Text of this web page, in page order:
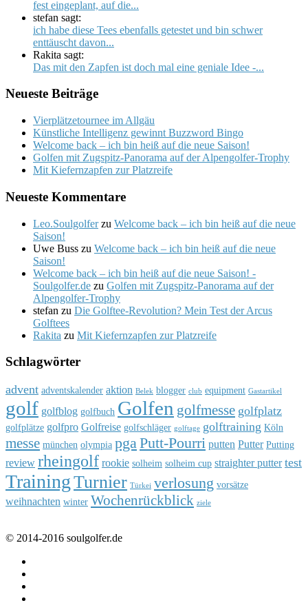
fest eingeplant, auf die...
stefan sagt:
ich habe diese Tees ebenfalls getestet und bin schwer
enttäuscht davon...
Rakita sagt:
Das mit den Zapfen ist doch mal eine geniale Idee -...
Neueste Beiträge
Vierplätzetournee im Allgäu
Künstliche Intelligenz gewinnt Buzzword Bingo
Welcome back – ich bin heiß auf die neue Saison!
Golfen mit Zugspitz-Panorama auf der Alpengolfer-Trophy
Mit Kiefernzapfen zur Platzreife
Neueste Kommentare
Leo.Soulgolferzu Welcome back – ich bin heiß auf die neue
Saison!
Uwe Buss zu Welcome back – ich bin heiß auf die neue
Saison!
Welcome back – ich bin heiß auf die neue Saison! -
Soulgolfer.de zu Golfen mit Zugspitz-Panorama auf der
Alpengolfer-Trophy
stefan zu Die Golftee-Revolution? Mein Test der Arcus
Golftees
Rakita zu Mit Kiefernzapfen zur Platzreife
Schlagwörter
advent adventskalender aktion Belek blogger club equipment Gastartikel
golf golfblog golfbuch Golfen golfmesse golfplatz
golfplätze golfpro Golfreise golfschläger golftage golftraining Köln
messe münchen olympia pga Putt-Pourri putten Putter Putting
review rheingolf rookie solheim solheim cup straighter putter test
TrainingTurnier Türkei verlosung vorsätze
weihnachten winter Wochenrückblick ziele
© 2014-2016 soulgolfer.de